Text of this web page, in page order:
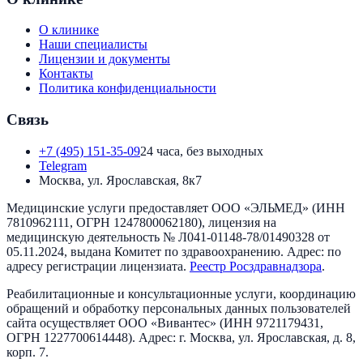
О клинике
Наши специалисты
Лицензии и документы
Контакты
Политика конфиденциальности
Связь
+7 (495) 151-35-0924 часа, без выходных
Telegram
Москва, ул. Ярославская, 8к7
Медицинские услуги предоставляет ООО «ЭЛЬМЕД» (ИНН
7810962111 , ОГРН 1247800062180), лицензия на
медицинскую деятельность № Л041-01148-78/01490328 от
05.11.2024, выдана Комитет по здравоохранению. Адрес: по
адресу регистрации лицензиата. Реестр Росздравнадзора.
Реабилитационные и консультационные услуги, координацию
обращений и обработку персональных данных пользователей
сайта осуществляет ООО «Вивантес» (ИНН 9721179431 ,
ОГРН 1227700614448). Адрес: г. Москва, ул. Ярославская, д. 8,
корп. 7.